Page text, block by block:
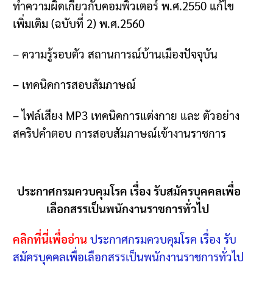
ทำความผิดเกี่ยวกับคอมพิวเตอร์ พ.ศ.2550 แก้ไข
เพิ่มเติม (ฉบับที่ 2)พ.ศ.2560
–ความรู้รอบตัว สถานการณ์บ้านเมืองปัจจุบัน
– เทคนิคการสอบสัมภาษณ์
–ไฟล์เสียง MP3 เทคนิคการแต่งกาย และ ตัวอย่าง
สคริปคำตอบ การสอบสัมภาษณ์เข้างานราชการ
ประกาศกรมควบคุมโรค เรื่อง รับสมัครบุคคลเพื่อ
เลือกสรรเป็นพนักงานราชการทั่วไป
คลิกที่นี่เพื่ออ่าน ประกาศกรมควบคุมโรค เรื่อง รับ
สมัครบุคคลเพื่อเลือกสรรเป็นพนักงานราชการทั่วไป